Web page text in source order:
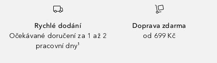
Rychlé dodání
Očekávané doručení za 1 až 2
pracovní dny¹
Doprava zdarma
od 699 Kč